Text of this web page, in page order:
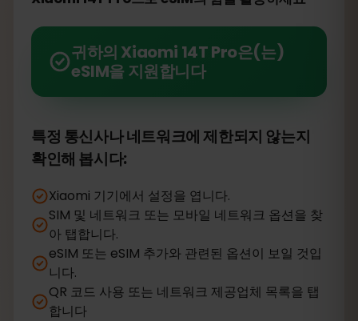
귀하의 Xiaomi 14T Pro은(는)
eSIM을 지원합니다
특정 통신사나 네트워크에 제한되지 않는지
확인해 봅시다:
Xiaomi 기기에서 설정을 엽니다.
SIM 및 네트워크 또는 모바일 네트워크 옵션을 찾
아 탭합니다.
eSIM 또는 eSIM 추가와 관련된 옵션이 보일 것입
니다.
QR 코드 사용 또는 네트워크 제공업체 목록을 탭
합니다